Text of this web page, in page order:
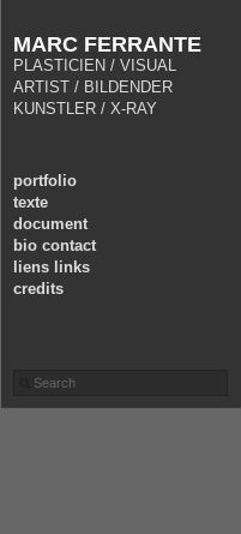
MARC FERRANTE
PLASTICIEN / VISUAL
ARTIST / BILDENDER
KUNSTLER / X-RAY
portfolio
texte
document
bio contact
liens links
credits